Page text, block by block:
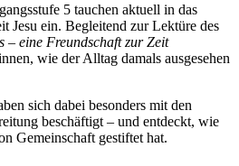
5 tauchen aktuell in das
Jesu ein. Begleitend zur Lektüre des
– eine Freundschaft zur Zeit
wie der Alltag damals ausgesehen
sich dabei besonders mit den
beschäftigt – und entdeckt, wie
Gemeinschaft gestiftet hat.